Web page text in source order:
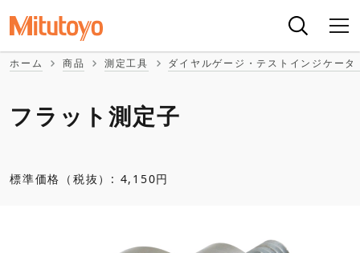
ホーム 商品 測定工具 ダイヤルゲージ・テストインジケー
フラット測定子
標準価格（税抜）: 4,150円